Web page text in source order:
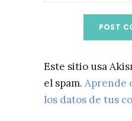
Este sitio usa
el spam. Aprende
los datos de tus